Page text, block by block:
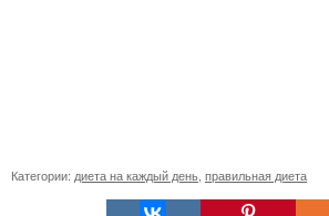
Категории: диета на каждый день правильная диета